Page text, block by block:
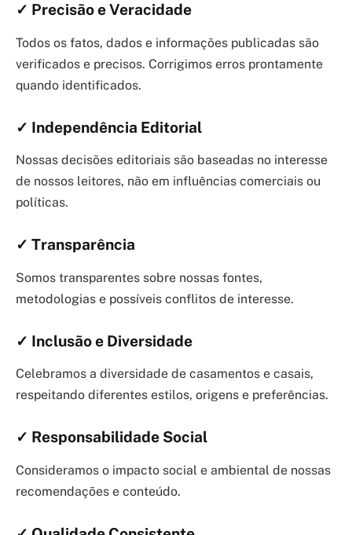
✓ Precisão e Veracidade
Todos os fatos, dados e informações publicadas são
verificados e precisos. Corrigimos erros prontamente
quando identificados.
✓ Independência Editorial
Nossas decisões editoriais são baseadas no interesse
de nossos leitores, não em influências comerciais ou
políticas.
✓ Transparência
Somos transparentes sobre nossas fontes,
metodologias e possíveis conflitos de interesse.
✓ Inclusão e Diversidade
Celebramos a diversidade de casamentos e casais,
respeitando diferentes estilos, origens e preferências.
✓ Responsabilidade Social
Consideramos o impacto social e ambiental de nossas
recomendações e conteúdo.